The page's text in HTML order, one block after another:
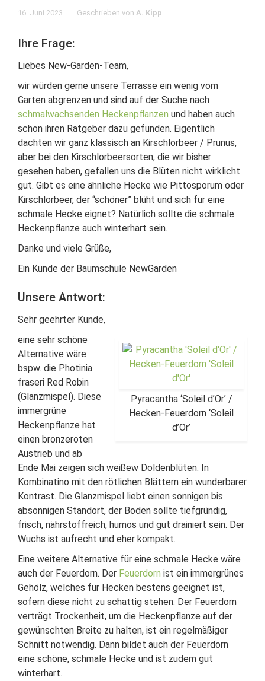
16. Juni 2023 Geschrieben von A. Kipp
Ihre Frage:
Liebes New-Garden-Team,
wir würden gerne unsere Terrasse ein wenig vom
Garten abgrenzen und sind auf der Suche nach
schmalwachsenden Heckenpflanzen und haben auch
schon ihren Ratgeber dazu gefunden. Eigentlich
dachten wir ganz klassisch an Kirschlorbeer / Prunus,
aber bei den Kirschlorbeersorten, die wir bisher
gesehen haben, gefallen uns die Blüten nicht wirklicht
gut. Gibt es eine ähnliche Hecke wie Pittosporum oder
Kirschlorbeer, der “schöner” blüht und sich für eine
schmale Hecke eignet? Natürlich sollte die schmale
Heckenpflanze auch winterhart sein.
Danke und viele Grüße,
Ein Kunde der Baumschule NewGarden
Unsere Antwort:
Sehr geehrter Kunde,
Pyracantha ‘Soleil d’Or’ /
Hecken-Feuerdorn ‘Soleil
d’Or’
eine sehr schöne
Alternative wäre
bspw. die Photinia
fraseri Red Robin
(Glanzmispel). Diese
immergrüne
Heckenpflanze hat
einen bronzeroten
Austrieb und ab
Ende Mai zeigen sich weißew Doldenblüten. In
Kombinatino mit den rötlichen Blättern ein wunderbarer
Kontrast. Die Glanzmispel liebt einen sonnigen bis
absonnigen Standort, der Boden sollte tiefgründig,
frisch, nährstoffreich, humos und gut drainiert sein. Der
Wuchs ist aufrecht und eher kompakt.
Eine weitere Alternative für eine schmale Hecke wäre
auch der Feuerdorn. Der Feuerdorn ist ein immergrünes
Gehölz, welches für Hecken bestens geeignet ist,
sofern diese nicht zu schattig stehen. Der Feuerdorn
verträgt Trockenheit, um die Heckenpflanze auf der
gewünschten Breite zu halten, ist ein regelmäßiger
Schnitt notwendig. Dann bildet auch der Feuerdorn
eine schöne, schmale Hecke und ist zudem gut
winterhart.